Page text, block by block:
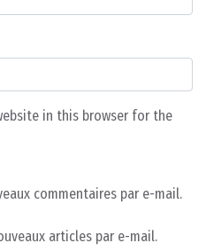
in this browser for the
commentaires par e-mail.
articles par e-mail.